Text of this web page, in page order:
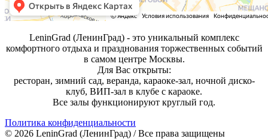
LeninGrad (ЛенинГрад) - это уникальный комплекс
комфортного отдыха и празднования торжественных событий
в самом центре Москвы.
Для Вас открыты:
ресторан, зимний сад, веранда, караоке-зал, ночной диско-
клуб, ВИП-зал в клубе с караоке.
Все залы функционируют круглый год.
Политика конфиденциальности
© 2026 LeninGrad (ЛенинГрад) / Все права защищены